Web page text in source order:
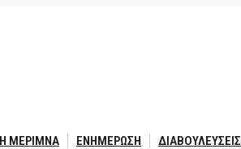
ΜΕΡΙΜΝΑ ΕΝΗΜΕΡΩΣΗ ΔΙΑΒΟΥΛΕΥΣΕΙΣ